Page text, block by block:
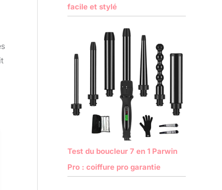
facile et stylé
Test du boucleur 7 en 1 Parwin
Pro : coiffure pro garantie